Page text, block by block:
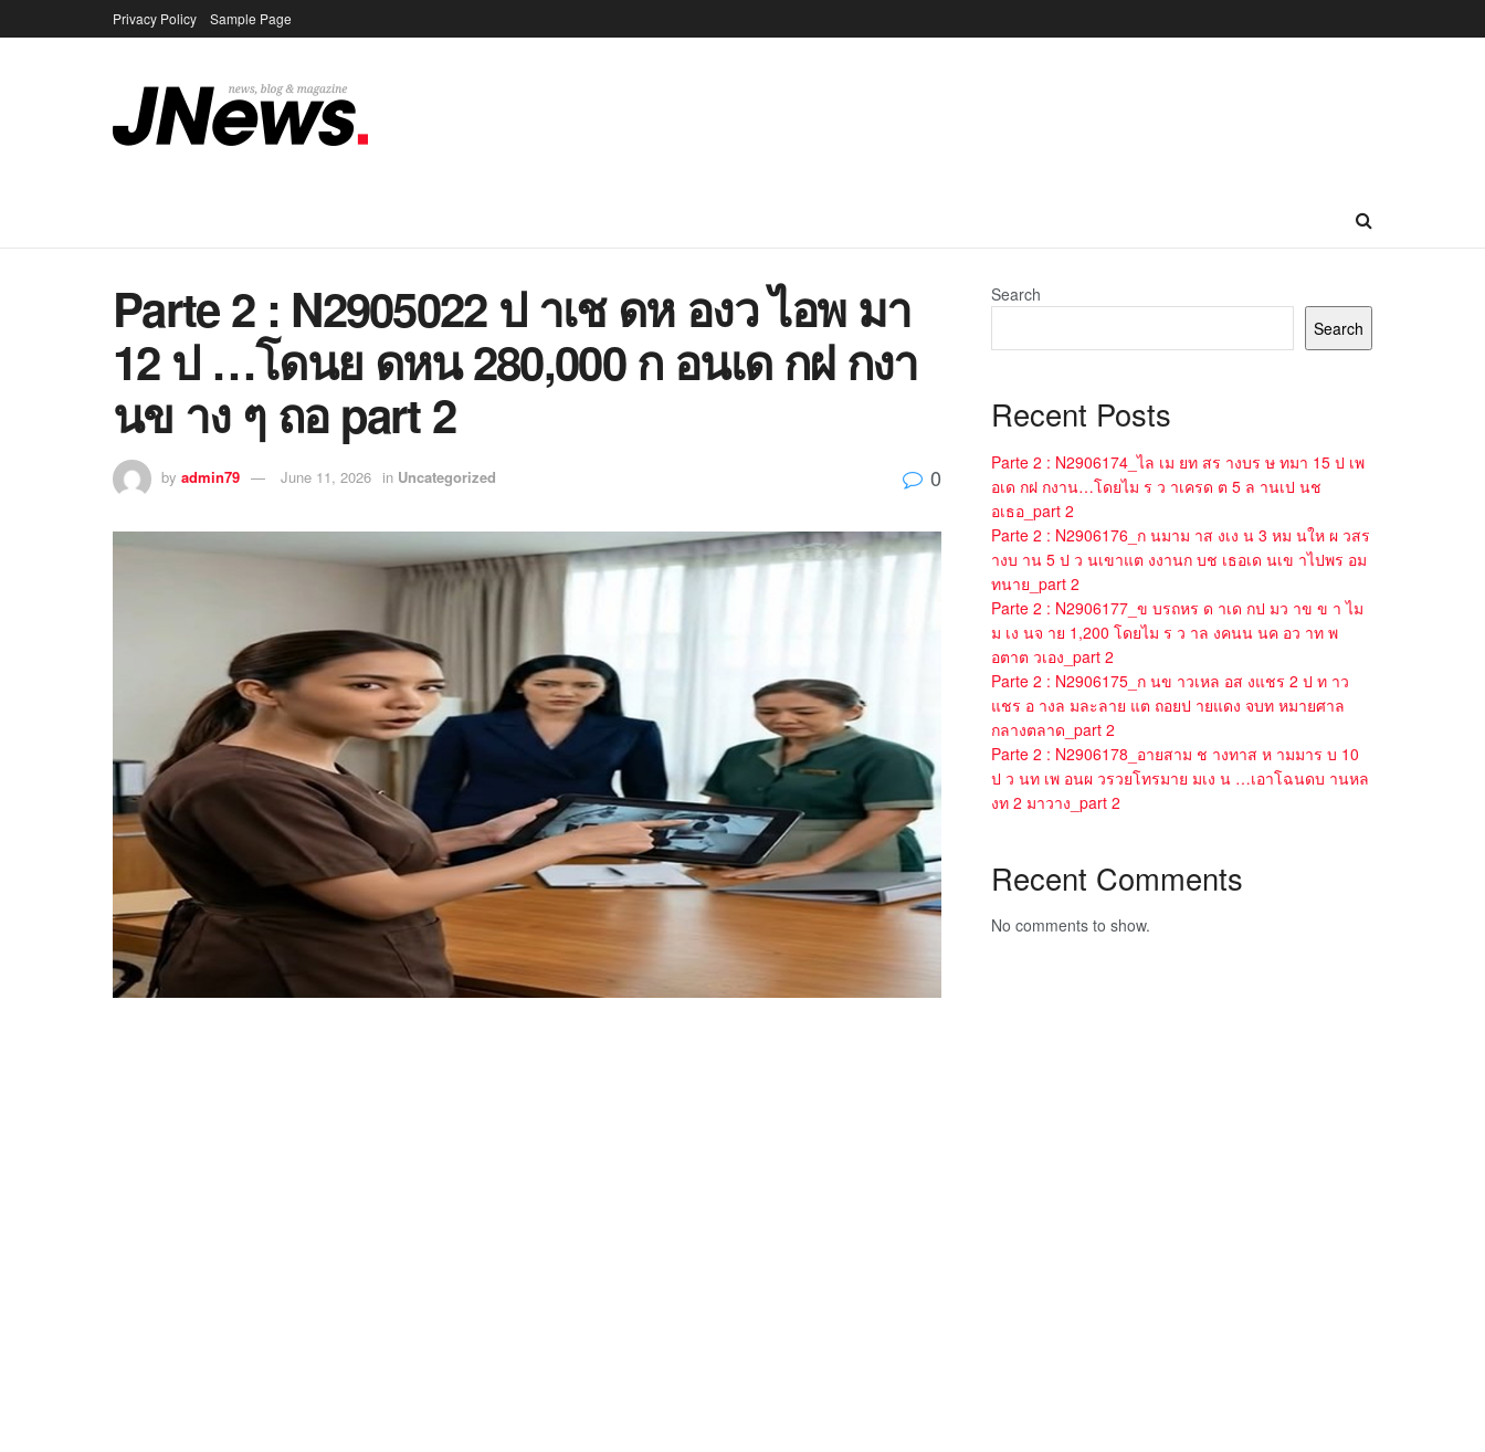
Privacy Policy Sample Page
Parte 2 : N2905022 ป าเช ดห องว ไอพ มา
12 ป …โดนย ดหน 280,000 ก อนเด กฝ กงา
นข าง ๆ ถอ part 2
by admin79 June 11, 2026 in Uncategorized 0
Search
Search
Recent Posts
Parte 2 : N2906174_ไล เม ยท สร างบร ษ ทมา 15 ป เพ
อเด กฝ กงาน…โดยไม ร ว าเครด ต 5 ล านเป นช
อเธอ_part 2
Parte 2 : N2906176_ก นมาม าส งเง น 3 หม นให ผ วสร
างบ าน 5 ป ว นเขาแต งงานก บช เธอเด นเข าไปพร อม
ทนาย_part 2
Parte 2 : N2906177_ข บรถหร ด าเด กป มว าข ข า ไม
ม เง นจ าย 1,200 โดยไม ร ว าล งคนน นค อว าท พ
อตาต วเอง_part 2
Parte 2 : N2906175_ก นข าวเหล อส งแชร 2 ป ท าว
แชร อ างล มละลาย แต ถอยป ายแดง จบท หมายศาล
กลางตลาด_part 2
Parte 2 : N2906178_อายสาม ช างทาส ห ามมาร บ 10
ป ว นท เพ อนผ วรวยโทรมาย มเง น …เอาโฉนดบ านหล
งท 2 มาวาง_part 2
Recent Comments
No comments to show.